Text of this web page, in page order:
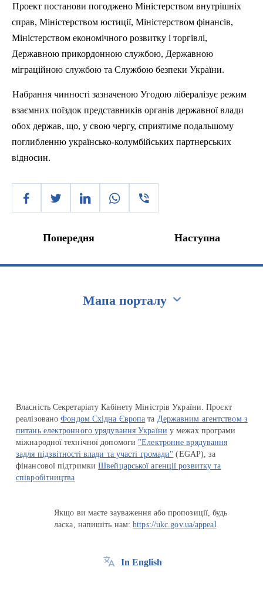
Проект постанови погоджено Міністерством внутрішніх
справ, Міністерством юстиції, Міністерством фінансів,
Міністерством економічного розвитку і торгівлі,
Державною прикордонною службою, Державною
міграційною службою та Службою безпеки України.
Набрання чинності зазначеною Угодою лібералізує режим
взаємних поїздок представників органів державної влади
обох держав, що, у свою чергу, сприятиме подальшому
поглибленню українсько-колумбійських партнерських
відносин.
Попередня Наступна
Мапа порталу
Власність Секретаріату Кабінету Міністрів України. Проєкт
реалізованоФондом Східна Європа та Державним агентством з
питань електронного урядування України у межах програми
міжнародної технічної допомоги "Електронне врядування
задля підзвітності влади та участі громади" (EGAP), за
фінансової підтримкиШвейцарської агенції розвитку та
співробітництва
Якщо ви маєте зауваження або пропозиції, будь
ласка, напишіть нам:https://ukc.gov.ua/appeal
In English